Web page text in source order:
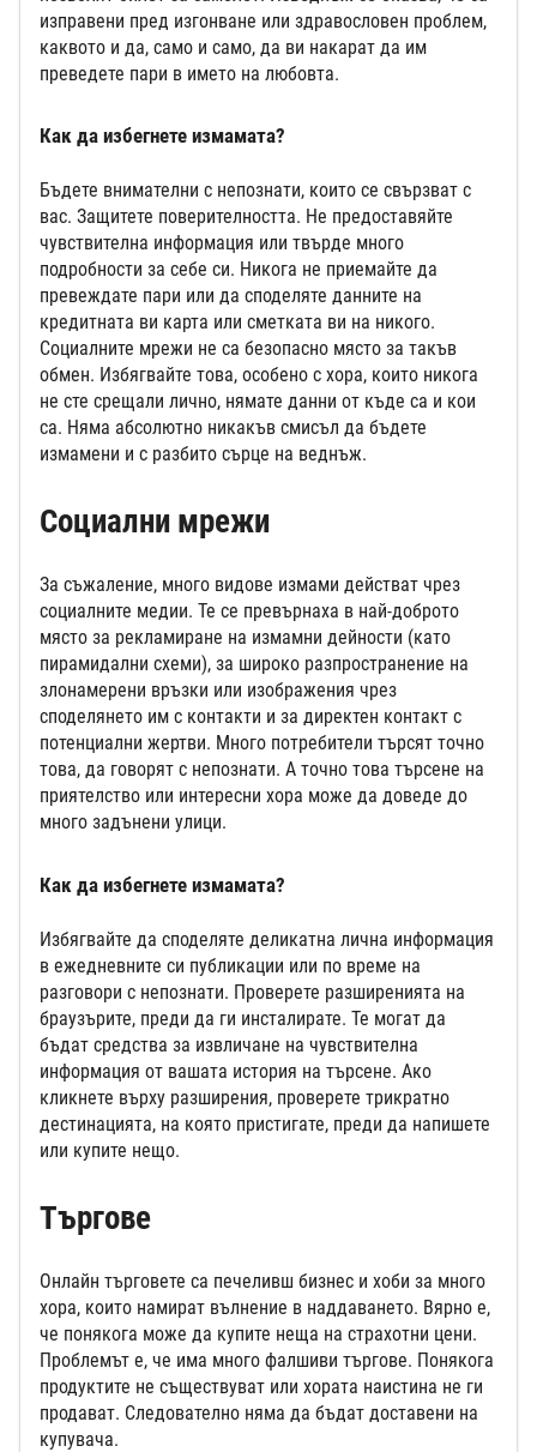
изправени пред изгонване или здравословен проблем,
каквото и да, само и само, да ви накарат да им
преведете пари в името на любовта.
Как да избегнете измамата?
Бъдете внимателни с непознати, които се свързват с
вас. Защитете поверителността. Не предоставяйте
чувствителна информация или твърде много
подробности за себе си. Никога не приемайте да
превеждате пари или да споделяте данните на
кредитната ви карта или сметката ви на никого.
Социалните мрежи не са безопасно място за такъв
обмен. Избягвайте това, особено с хора, които никога
не сте срещали лично, нямате данни от къде са и кои
са. Няма абсолютно никакъв смисъл да бъдете
измамени и с разбито сърце на веднъж.
Социални мрежи
За съжаление, много видове измами действат чрез
социалните медии. Те се превърнаха в най-доброто
място за рекламиране на измамни дейности (като
пирамидални схеми), за широко разпространение на
злонамерени връзки или изображения чрез
споделянето им с контакти и за директен контакт с
потенциални жертви. Много потребители търсят точно
това, да говорят с непознати. А точно това търсене на
приятелство или интересни хора може да доведе до
много задънени улици.
Как да избегнете измамата?
Избягвайте да споделяте деликатна лична информация
в ежедневните си публикации или по време на
разговори с непознати. Проверете разширенията на
браузърите, преди да ги инсталирате. Те могат да
бъдат средства за извличане на чувствителна
информация от вашата история на търсене. Ако
кликнете върху разширения, проверете трикратно
дестинацията, на която пристигате, преди да напишете
или купите нещо.
Търгове
Онлайн търговете са печеливш бизнес и хоби за много
хора, които намират вълнение в наддаването. Вярно е,
че понякога може да купите неща на страхотни цени.
Проблемът е, че има много фалшиви търгове. Понякога
продуктите не съществуват или хората наистина не ги
продават. Следователно няма да бъдат доставени на
купувача.